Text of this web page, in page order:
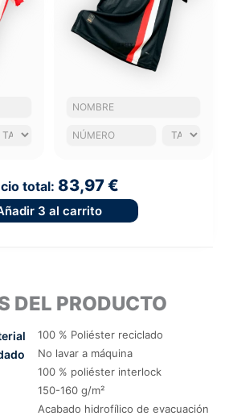
total: 83,97 €
3 al carrito
DEL PRODUCTO
100 % Poliéster reciclado
No lavar a máquina
100 % poliéster interlock
150-160 g/m²
Acabado hidrofílico de evacuación